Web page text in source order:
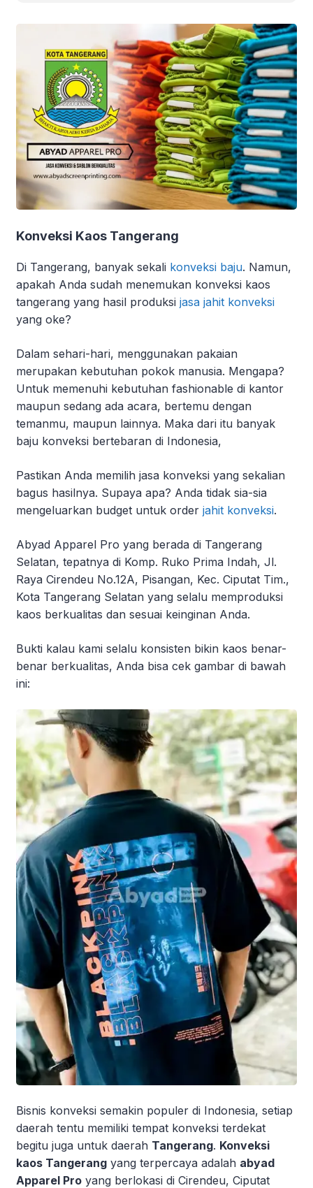
Konveksi Kaos Tangerang
Di Tangerang, banyak sekali konveksi baju. Namun,
apakah Anda sudah menemukan konveksi kaos
tangerang yang hasil produksi jasa jahit konveksi
yang oke?
Dalam sehari-hari, menggunakan pakaian
merupakan kebutuhan pokok manusia. Mengapa?
Untuk memenuhi kebutuhan fashionable di kantor
maupun sedang ada acara, bertemu dengan
temanmu, maupun lainnya. Maka dari itu banyak
baju konveksi bertebaran di Indonesia,
Pastikan Anda memilih jasa konveksi yang sekalian
bagus hasilnya. Supaya apa? Anda tidak sia-sia
mengeluarkan budget untuk order jahit konveksi.
Abyad Apparel Pro yang berada di Tangerang
Selatan, tepatnya di Komp. Ruko Prima Indah, Jl.
Raya Cirendeu No.12A, Pisangan, Kec. Ciputat Tim.,
Kota Tangerang Selatan yang selalu memproduksi
kaos berkualitas dan sesuai keinginan Anda.
Bukti kalau kami selalu konsisten bikin kaos benar-
benar berkualitas, Anda bisa cek gambar di bawah
ini:
Bisnis konveksi semakin populer di Indonesia, setiap
daerah tentu memiliki tempat konveksi terdekat
begitu juga untuk daerah Tangerang. Konveksi
kaos Tangerang yang terpercaya adalah abyad
Apparel Pro yang berlokasi di Cirendeu, Ciputat